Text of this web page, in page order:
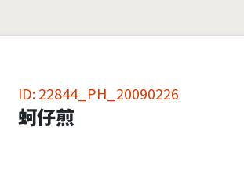
ID: 22844_PH_20090226
蚵仔煎